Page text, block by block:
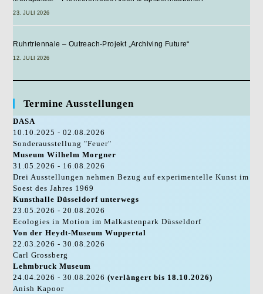
23. JULI 2026
Ruhrtriennale – Outreach-Projekt „Archiving Future“
12. JULI 2026
Termine Ausstellungen
DASA
10.10.2025 - 02.08.2026
Sonderausstellung "Feuer"
Museum Wilhelm Morgner
31.05.2026 - 16.08.2026
Drei Ausstellungen nehmen Bezug auf experimentelle Kunst im
Soest des Jahres 1969
Kunsthalle Düsseldorf unterwegs
23.05.2026 - 20.08.2026
Ecologies in Motion im Malkastenpark Düsseldorf
Von der Heydt-Museum Wuppertal
22.03.2026 - 30.08.2026
Carl Grossberg
Lehmbruck Museum
24.04.2026 - 30.08.2026(verlängert bis 18.10.2026)
Anish Kapoor